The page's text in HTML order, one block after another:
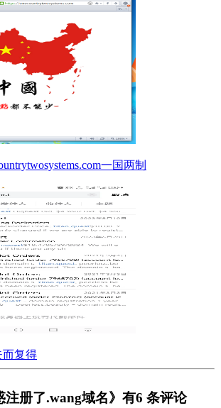
注册了.wang域名》有6 条评论
一国两制
而复得